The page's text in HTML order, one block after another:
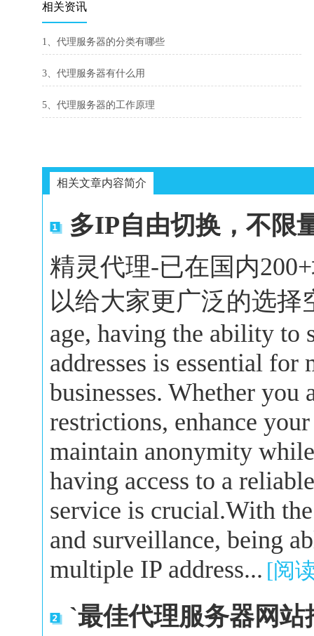
相关资讯
1、代理服务器的分类有哪些
3、代理服务器有什么用
5、代理服务器的工作原理
相关文章内容简介
多IP自由切换，不限
精灵代理-已在国内
以给大家更广泛的选择
age, having the ability to
addresses is essential
businesses. Whether you
restrictions, enhance
maintain anonymity
having access to a
service is crucial.With
and surveillance, being
multiple IP address... [阅
`最佳代理服务器网